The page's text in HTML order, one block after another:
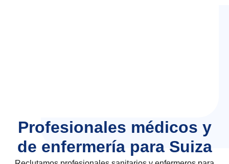
Profesionales médicos y
de enfermería para Suiza